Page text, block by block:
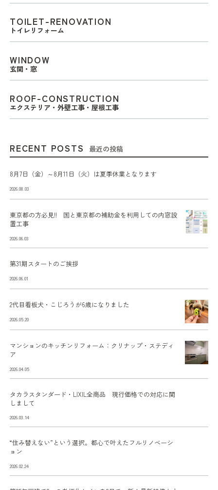
TOILET-RENOVATION
トイレリフォーム
WINDOW
玄関・窓
ROOF-CONSTRUCTION
エクステリア・外壁工事・屋根工事
RECENT POSTS 最近の投稿
8月7日（金）～8月11日（火）は夏季休業となります
2026.08.03
東京都の方必見!! 国と東京都の補助金を利用しての内窓設
置工事
2026.06.03
第31期スタートのご挨拶
2026.06.01
2代目看板犬・こじろうが6歳になりました
2026.05.20
マンションのキッチンリフォーム：クリナップ・ステディ
ア
2026.04.05
タカラスタンダード・LIXIL全商品 現行価格での対応に関
しまして
2026.03.14
“住み替えない”という選択。都心で叶えたフルリノベーシ
ョン
2026.02.24